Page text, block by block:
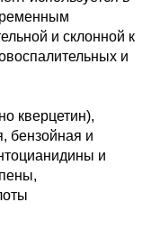
и склонной к
и
кверцетин),
бензойная и
и